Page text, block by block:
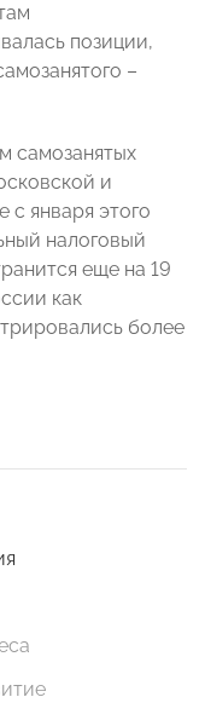
позиции,
–
самозанятых
и
с января этого
налоговый
еще на 19
как
более